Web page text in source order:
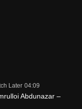
Later 04:09
Abdunazar –